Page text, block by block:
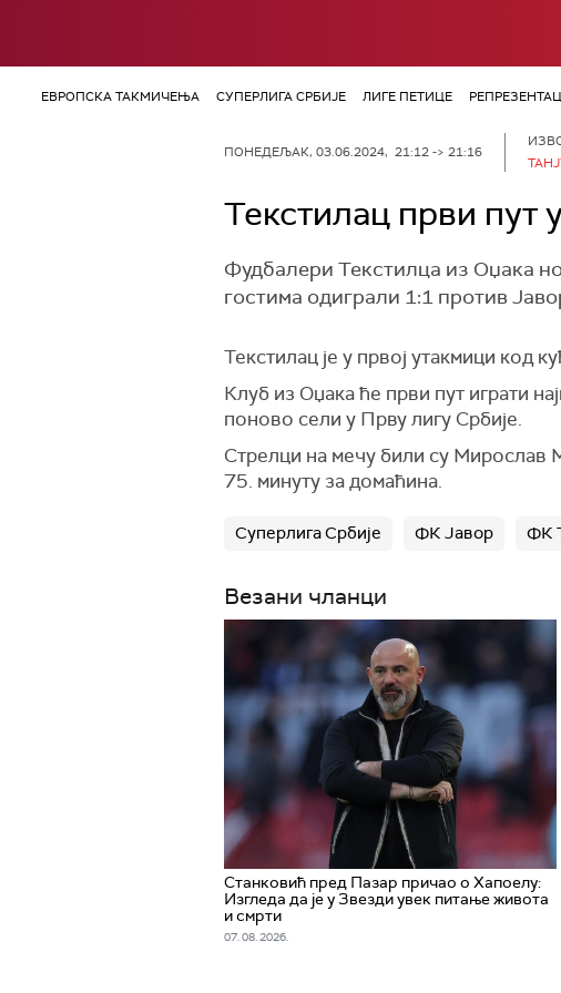
ЕВРОПСКА ТАКМИЧЕЊА СУПЕРЛИГА СРБИЈЕ ЛИГЕ ПЕТИЦЕ
ПОНЕДЕЉАК, 03.06.2024, 21:12 -> 21:16
Текстилац први пут
Фудбалери Текстилца из Оџака
гостима одиграли 1:1 против
Текстилац је у првој утакмици код
Клуб из Оџака ће први пут играти
поново сели у Прву лигу Србије.
Стрелци на мечу били су Мирослав
75. минуту за домаћина.
Суперлига Србије ФК Јавор ФК
Везани чланци
Станковић пред Пазар причао о Хапоелу:
Изгледа да је у Звезди увек питање живота
и смрти
07. 08. 2026.